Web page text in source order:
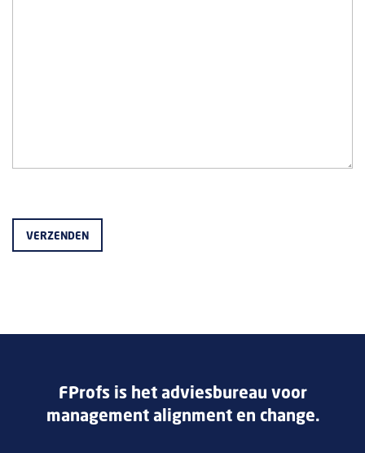
FProfs is het adviesbureau voor
management alignment en change.